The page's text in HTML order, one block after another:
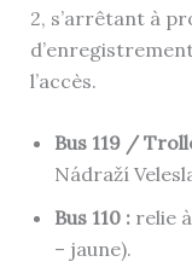
2, s’arrêtant à
l’accès.
Bus 119 /
Nádraží
Bus 110 :relie
– jaune).